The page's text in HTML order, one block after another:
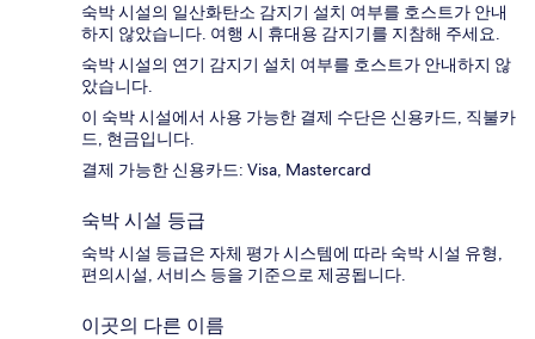
숙박 시설의 일산화탄소 감지기 설치 여부를 호스트가 안내
하지 않았습니다. 여행 시 휴대용 감지기를 지참해 주세요.
숙박 시설의 연기 감지기 설치 여부를 호스트가 안내하지 않
았습니다.
이 숙박 시설에서 사용 가능한 결제 수단은 신용카드, 직불카
드, 현금입니다.
결제 가능한 신용카드: Visa, Mastercard
숙박 시설 등급
숙박 시설 등급은 자체 평가 시스템에 따라 숙박 시설 유형,
편의시설, 서비스 등을 기준으로 제공됩니다.
이곳의 다른 이름